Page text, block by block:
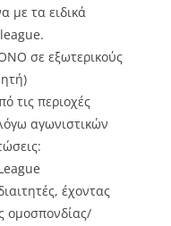
με τα ειδικά
σε εξωτερικούς
τις περιοχές
αγωνιστικών
έχοντας
ομοσπονδίας/